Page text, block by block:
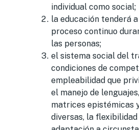
individual como social;
la educación tenderá
proceso continuo
las personas;
el sistema social del
condiciones de
empleabilidad que
el manejo de
matrices epistémicas
diversas, la